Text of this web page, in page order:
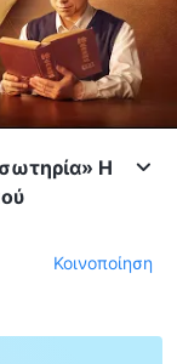
Η
Κοινοποίηση